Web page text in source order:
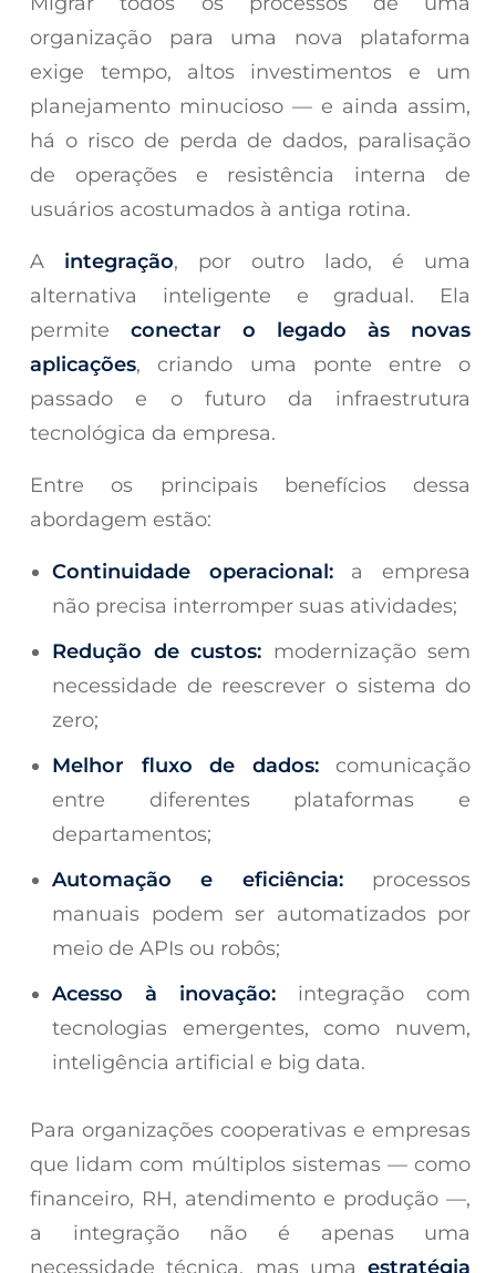
organização para uma nova plataforma
exige tempo, altos investimentos e um
planejamento minucioso — e ainda assim,
há o risco de perda de dados, paralisação
de operações e resistência interna de
usuários acostumados à antiga rotina.
A integração, por outro lado, é uma
alternativa inteligente e gradual. Ela
permiteconectar o legado às novas
aplicações, criando uma ponte entre o
passado e o futuro da infraestrutura
tecnológica da empresa.
Entre os principais benefícios dessa
abordagem estão:
Continuidade operacional:a empresa
não precisa interromper suas atividades;
Redução de custos: modernização sem
necessidade de reescrever o sistema do
zero;
Melhor fluxo de dados:comunicação
entre diferentes plataformas e
departamentos;
Automação e eficiência:processos
manuais podem ser automatizados por
meio de APIs ou robôs;
Acesso à inovação: integração com
tecnologias emergentes, como nuvem,
inteligência artificial e big data.
Para organizações cooperativas e empresas
que lidam com múltiplos sistemas — como
financeiro, RH, atendimento e produção —,
a integração não é apenas uma
necessidade técnica, mas umaestratégia